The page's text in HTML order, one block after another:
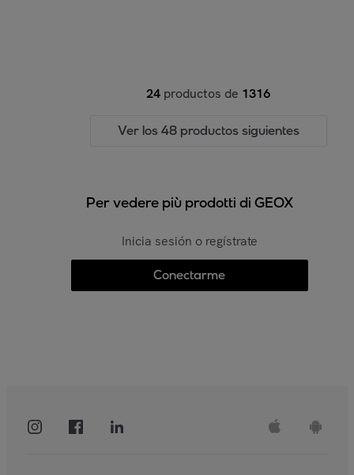
24 productos de 1316
Ver los 48 productos siguientes
Per vedere più prodotti di GEOX
Inicia sesión o regístrate
Conectarme